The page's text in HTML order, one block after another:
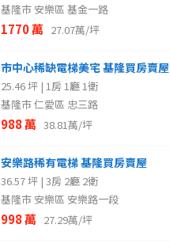
基隆市 安樂區 基金一路
1770 萬 27.07萬/坪
市中心稀缺電梯美宅 基隆買房賣屋
25.46 坪 | 1房 1廳 1衛
基隆市 仁愛區 忠三路
988 萬 38.81萬/坪
安樂路稀有電梯 基隆買房賣屋
36.57 坪 | 3房 2廳 2衛
基隆市 安樂區 安樂路一段
998 萬 27.29萬/坪